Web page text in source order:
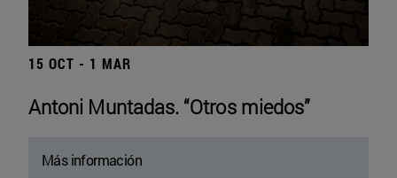
15 OCT - 1 MAR
Antoni Muntadas. “Otros miedos”
Más información